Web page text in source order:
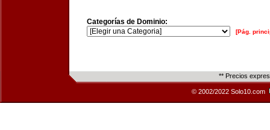
Categorías de Dominio:
[Pág.
** Precios
© 2002/2022 Solo10.com